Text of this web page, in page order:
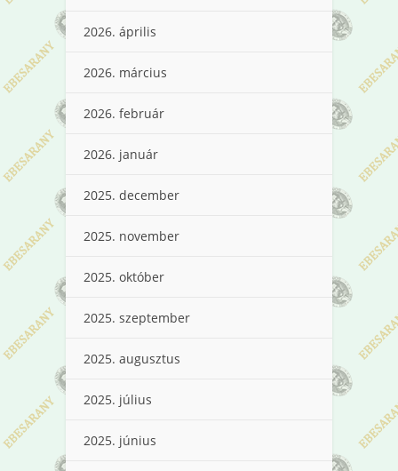
2026. április
2026. március
2026. február
2026. január
2025. december
2025. november
2025. október
2025. szeptember
2025. augusztus
2025. július
2025. június